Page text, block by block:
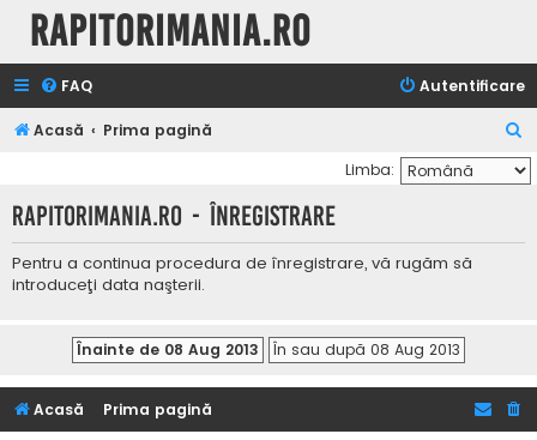
Rapitorimania.ro
FAQ Autentificare
Acasă Prima pagină
ă
u
Limba:
Rapitorimania.ro - Înregistrare
Pentru a continua procedura de înregistrare, vă rugăm să
introduceţi data naşterii.
Acasă Prima pagină